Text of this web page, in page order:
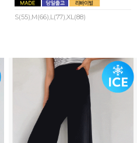
S(55),M(66),L(77),XL(88)